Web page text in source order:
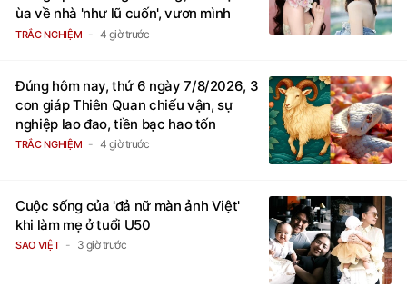
ùa về nhà 'như lũ cuốn', vươn mình
thành đại gia trong phút chốc
TRẮC NGHIỆM 4 giờ trước
Đúng hôm nay, thứ 6 ngày 7/8/2026, 3
con giáp Thiên Quan chiếu vận, sự
nghiệp lao đao, tiền bạc hao tốn
TRẮC NGHIỆM 4 giờ trước
Cuộc sống của 'đả nữ màn ảnh Việt'
khi làm mẹ ở tuổi U50
SAO VIỆT 3 giờ trước